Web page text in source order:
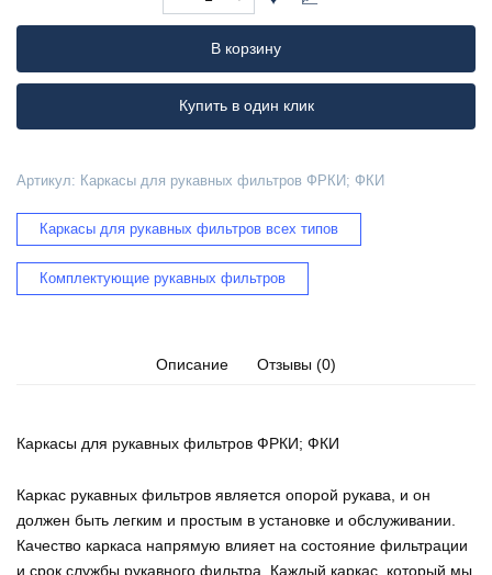
товара
рукавных
фильтров
ФРКИ;
В корзину
Купить в один клик
Артикул: Каркасы для рукавных фильтров ФРКИ; ФКИ
Каркасы для рукавных фильтров всех типов
Комплектующие рукавных фильтров
Описание Отзывы (0)
Каркасы для рукавных фильтров ФРКИ; ФКИ
Каркас рукавных фильтров является опорой рукава, и он
должен быть легким и простым в установке и обслуживании.
Качество каркаса напрямую влияет на состояние фильтрации
и срок службы рукавного фильтра. Каждый каркас, который мы